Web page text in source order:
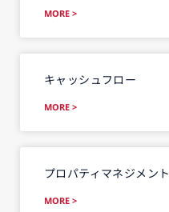
MORE >
キャッシュフロー
MORE >
プロパティマネジメント
MORE >